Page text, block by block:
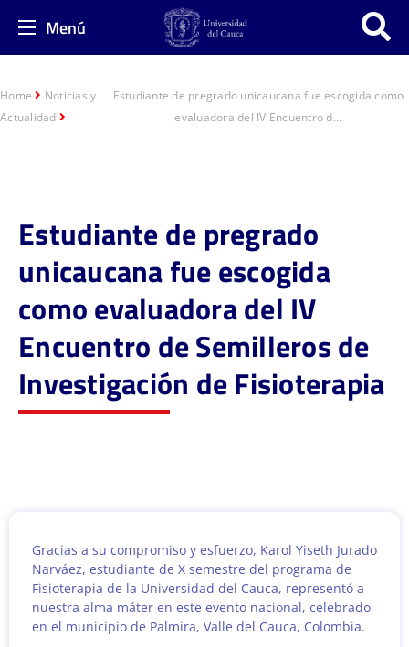
Menú
Home
Noticias y
Actualidad
Estudiante de pregrado unicaucana fue escogida como
evaluadora del IV Encuentro d...
Estudiante de pregrado
unicaucana fue escogida
como evaluadora del IV
Encuentro de Semilleros de
Investigación de Fisioterapia
Gracias a su compromiso y esfuerzo, Karol Yiseth Jurado
Narváez, estudiante de X semestre del programa de
Fisioterapia de la Universidad del Cauca, representó a
nuestra alma máter en este evento nacional, celebrado
en el municipio de Palmira, Valle del Cauca, Colombia.